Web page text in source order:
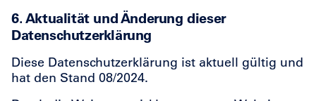
6. Aktualität und Änderung dieser
Datenschutzerklärung
Diese Datenschutzerklärung ist aktuell gültig und
hat den Stand 08/2024.